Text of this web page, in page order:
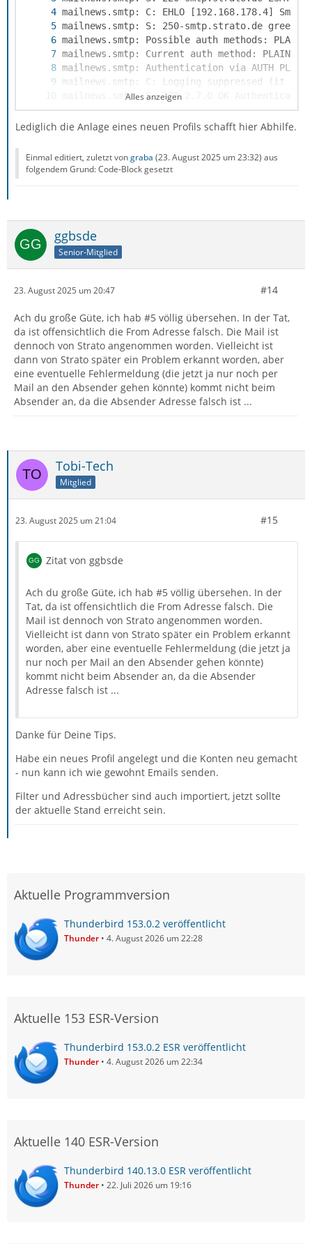
mailnews.smtp: Socket closed.
Alles anzeigen
Lediglich die Anlage eines neuen Profils schafft hier Abhilfe.
Einmal editiert, zuletzt vongraba (23. August 2025 um 23:32) aus
folgendem Grund: Code-Block gesetzt
ggbsde
Senior-Mitglied
23. August 2025 um 20:47 #14
Ach du große Güte, ich hab #5 völlig übersehen. In der Tat,
da ist offensichtlich die From Adresse falsch. Die Mail ist
dennoch von Strato angenommen worden. Vielleicht ist
dann von Strato später ein Problem erkannt worden, aber
eine eventuelle Fehlermeldung (die jetzt ja nur noch per
Mail an den Absender gehen könnte) kommt nicht beim
Absender an, da die Absender Adresse falsch ist ...
Tobi-Tech
Mitglied
23. August 2025 um 21:04 #15
Zitat von ggbsde
Ach du große Güte, ich hab #5 völlig übersehen. In der
Tat, da ist offensichtlich die From Adresse falsch. Die
Mail ist dennoch von Strato angenommen worden.
Vielleicht ist dann von Strato später ein Problem erkannt
worden, aber eine eventuelle Fehlermeldung (die jetzt ja
nur noch per Mail an den Absender gehen könnte)
kommt nicht beim Absender an, da die Absender
Adresse falsch ist ...
Danke für Deine Tips.
Habe ein neues Profil angelegt und die Konten neu gemacht
- nun kann ich wie gewohnt Emails senden.
Filter und Adressbücher sind auch importiert, jetzt sollte
der aktuelle Stand erreicht sein.
Aktuelle Programmversion
Thunderbird 153.0.2 veröffentlicht
Thunder 4. August 2026 um 22:28
Aktuelle 153 ESR-Version
Thunderbird 153.0.2 ESR veröffentlicht
Thunder 4. August 2026 um 22:34
Aktuelle 140 ESR-Version
Thunderbird 140.13.0 ESR veröffentlicht
Thunder 22. Juli 2026 um 19:16